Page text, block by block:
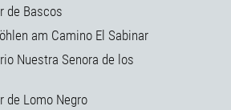
de Bascos
am Camino El Sabinar
Nuestra Senora de los
de Lomo Negro